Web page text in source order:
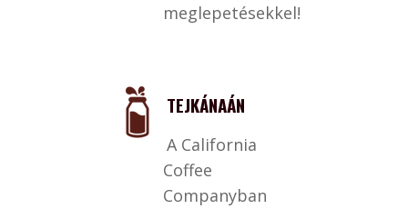
meglepetésekkel!
TEJKÁNAÁN
A California
Coffee
Companyban